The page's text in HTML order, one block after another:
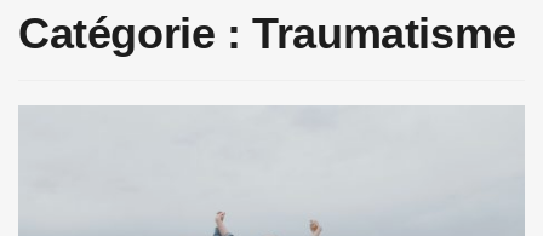
Catégorie :Traumatisme